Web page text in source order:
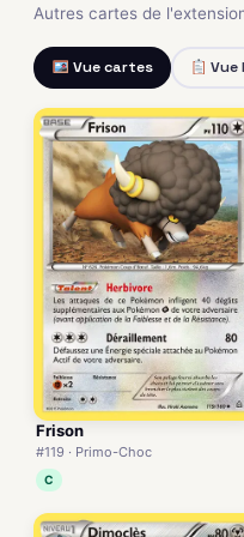
Autres cartes de
Vue cartes Vue
Frison
#119 · Primo-Choc
C